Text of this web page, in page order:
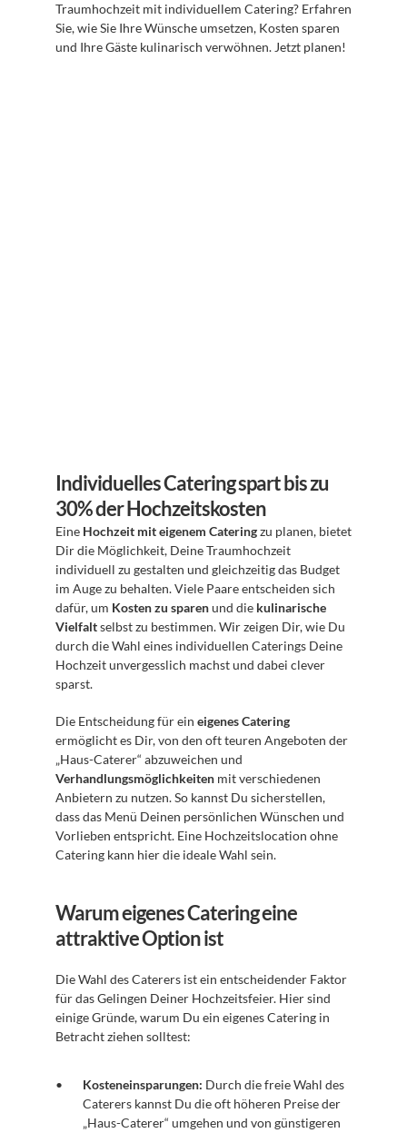
Traumhochzeit mit individuellem Catering? Erfahren
Sie, wie Sie Ihre Wünsche umsetzen, Kosten sparen
und Ihre Gäste kulinarisch verwöhnen. Jetzt planen!
Individuelles Catering spart bis zu
30% der Hochzeitskosten
Eine Hochzeit mit eigenem Catering zu planen, bietet
Dir die Möglichkeit, Deine Traumhochzeit
individuell zu gestalten und gleichzeitig das Budget
im Auge zu behalten. Viele Paare entscheiden sich
dafür, um Kosten zu sparen und die kulinarische
Vielfalt selbst zu bestimmen. Wir zeigen Dir, wie Du
durch die Wahl eines individuellen Caterings Deine
Hochzeit unvergesslich machst und dabei clever
sparst.
Die Entscheidung für ein eigenes Catering
ermöglicht es Dir, von den oft teuren Angeboten der
Verhandlungsmöglichkeiten mit verschiedenen
Anbietern zu nutzen. So kannst Du sicherstellen,
dass das Menü Deinen persönlichen Wünschen und
Vorlieben entspricht. Eine Hochzeitslocation ohne
Catering kann hier die ideale Wahl sein.
Warum eigenes Catering eine
attraktive Option ist
Die Wahl des Caterers ist ein entscheidender Faktor
für das Gelingen Deiner Hochzeitsfeier. Hier sind
einige Gründe, warum Du ein eigenes Catering in
Betracht ziehen solltest:
Kosteneinsparungen: Durch die freie Wahl des
Caterers kannst Du die oft höheren Preise der
„Haus-Caterer“ umgehen und von günstigeren